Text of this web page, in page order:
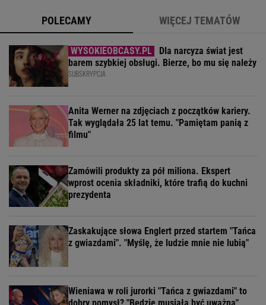
POLECAMY WIĘCEJ TEMATÓW
Dla narcyza świat jest
barem szybkiej obsługi. Bierze, bo mu się należy
SUBSKRYPCJA
Anita Werner na zdjęciach z początków kariery.
Tak wyglądała 25 lat temu. "Pamiętam panią z
filmu"
Zamówili produkty za pół miliona. Ekspert
wprost ocenia składniki, które trafią do kuchni
prezydenta
Zaskakujące słowa Englert przed startem "Tańca
z gwiazdami". "Myślę, że ludzie mnie nie lubią"
Wieniawa w roli jurorki "Tańca z gwiazdami" to